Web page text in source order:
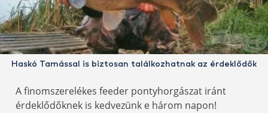
Haskó Tamással is biztosan találkozhatnak az érdeklődők
A finomszerelékes feeder pontyhorgászat iránt
érdeklődőknek is kedvezünk e három napon!